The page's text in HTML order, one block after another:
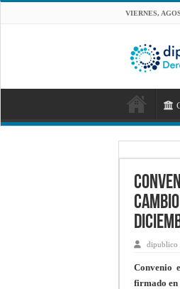
VIERNES,
dipublico
Convenio
firmado en